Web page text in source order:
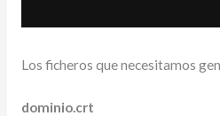
Los ficheros que necesitamos
dominio.crt